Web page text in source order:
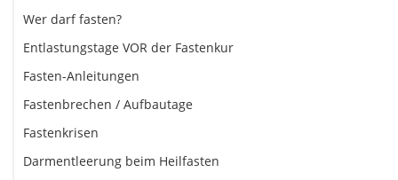
Wer darf fasten?
Entlastungstage VOR der Fastenkur
Fasten-Anleitungen
Fastenbrechen / Aufbautage
Fastenkrisen
Darmentleerung beim Heilfasten